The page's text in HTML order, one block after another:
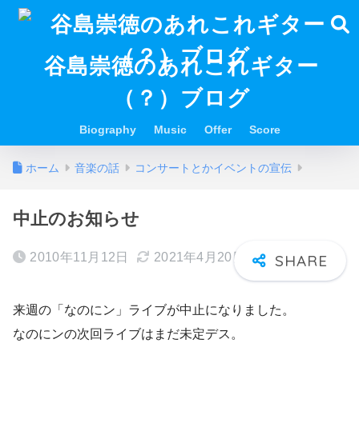
谷島崇徳のあれこれギター
（？）ブログ
Biography Music Offer Score
ホーム 音楽の話 コンサートとかイベントの宣伝
中止のお知らせ
2010年11月12日 2021年4月20日
来週の「なのにン」ライブが中止になりました。
なのにンの次回ライブはまだ未定デス。